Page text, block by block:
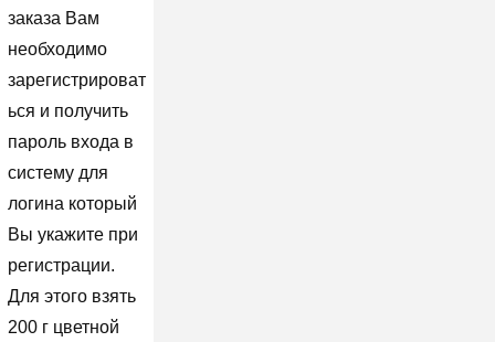
заказа Вам
необходимо
зарегистрироват
ься и получить
пароль входа в
систему для
логина который
Вы укажите при
регистрации.
Для этого взять
200 г цветной